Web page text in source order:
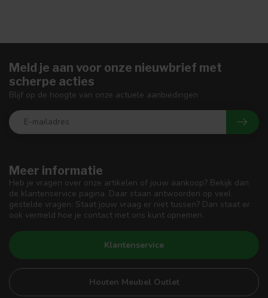
Meer informatie
Heb je vragen over onze artikelen of jouw aankoop? Bekijk dan
de klantenservice pagina. Daar staan antwoorden op veel
gestelde vragen. Staat jouw vraag er niet tussen? Dan staat er
ook vermeld hoe je contact met ons kunt opnemen.
Klantenservice
Houten Meubel Outlet
Meld je aan voor onze nieuwbrief met
scherpe acties
Blijf op de hoogte van onze actuele aanbiedingen